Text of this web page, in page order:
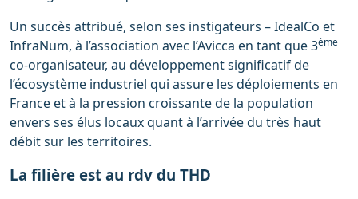
Un succès attribué, selon ses instigateurs – IdealCo et
InfraNum, à l’association avec l’Avicca en tant que 3ème
co-organisateur, au développement significatif de
l’écosystème industriel qui assure les déploiements en
France et à la pression croissante de la population
envers ses élus locaux quant à l’arrivée du très haut
débit sur les territoires.
La filière est au rdv du THD